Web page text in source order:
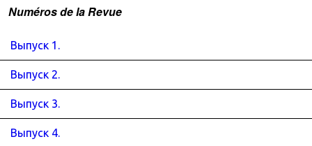
Numéros de la Revue
Выпуск 1.
Выпуск 2.
Выпуск 3.
Выпуск 4.